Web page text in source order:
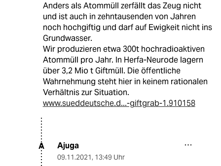
Anders als Atommüll zerfällt das Zeug nicht
und ist auch in zehntausenden von Jahren
noch hochgiftig und darf auf Ewigkeit nicht ins
Grundwasser.
Wir produzieren etwa 300t hochradioaktiven
Atommüll pro Jahr. In Herfa-Neurode lagern
über 3,2 Mio t Giftmüll. Die öffentliche
Wahrnehmung steht hier in keinem rationalen
Verhältnis zur Situation.
www.sueddeutsche.d...-giftgrab-1.910158
A Ajuga
09.11.2021, 13:49 Uhr